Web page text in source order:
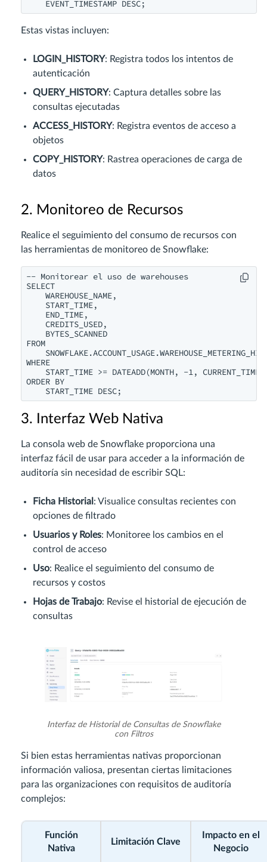
Estas vistas incluyen:
LOGIN_HISTORY: Registra todos los intentos de
autenticación
QUERY_HISTORY: Captura detalles sobre las
consultas ejecutadas
ACCESS_HISTORY: Registra eventos de acceso a
objetos
COPY_HISTORY: Rastrea operaciones de carga de
datos
2. Monitoreo de Recursos
Realice el seguimiento del consumo de recursos con
las herramientas de monitoreo de Snowflake:
-- Monitorear el uso de warehouses
SELECT
    WAREHOUSE_NAME,
    START_TIME,
    END_TIME,
    CREDITS_USED,
    BYTES_SCANNED
FROM
WHERE
START_TIME >= DATEADD(MONTH, -1,
ORDER BY
3. Interfaz Web Nativa
La consola web de Snowflake proporciona una
interfaz fácil de usar para acceder a la información de
auditoría sin necesidad de escribir SQL:
Ficha Historial : Visualice consultas recientes con
opciones de filtrado
Usuarios y Roles: Monitoree los cambios en el
control de acceso
Uso: Realice el seguimiento del consumo de
recursos y costos
Hojas de Trabajo: Revise el historial de ejecución de
consultas
Interfaz de Historial de Consultas de Snowflake
con Filtros
Si bien estas herramientas nativas proporcionan
información valiosa, presentan ciertas limitaciones
para las organizaciones con requisitos de auditoría
complejos:
Función
Nativa
Limitación Clave
Impacto en el
Negocio